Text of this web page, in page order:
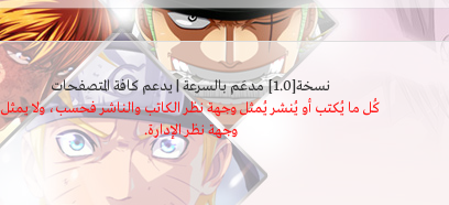
نسخة[1.0] مدعَم بالسرعة | يدعم كافة المتصفحات
كُل ما يُكتب أو يُنشر يُمثل وجهة نظر الكاتب والناشر فحسب، ولا يمثل
وجهة نظر الإدارة.